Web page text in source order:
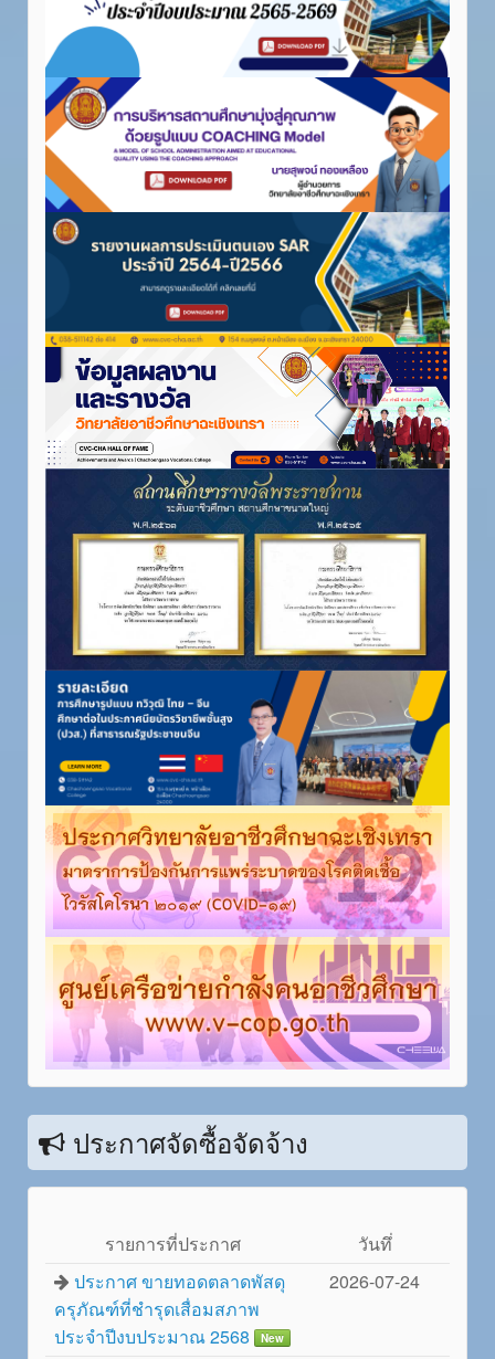
ประกาศจัดซื้อจัดจ้าง
รายการที่ประกาศ
วันทึ่
ประกาศ ขายทอดตลาดพัสดุ
ครุภัณฑ์ที่ชำรุดเสื่อมสภาพ
ประจำปีงบประมาณ 2568
New
2026-07-24